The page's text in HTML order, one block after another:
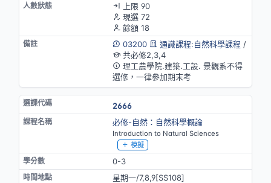
上限 90
現選 72
餘額 18
03200
通識課程:自然科學課程 /
共必修2,3,4
理工農學院.建築.工設. 景觀系不得
選修，一律參加期末考
2666
必修-自然：自然科學概論
Introduction to Natural Sciences
模擬
0-3
星期一/7,8,9[SS108]